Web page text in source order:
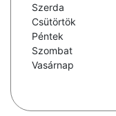
Szerda
Csütörtök
Péntek
Szombat
Vasárnap